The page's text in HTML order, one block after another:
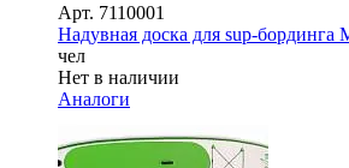
Арт. 7110001
Надувная доска для sup-бординга
чел
Нет в наличии
Аналоги